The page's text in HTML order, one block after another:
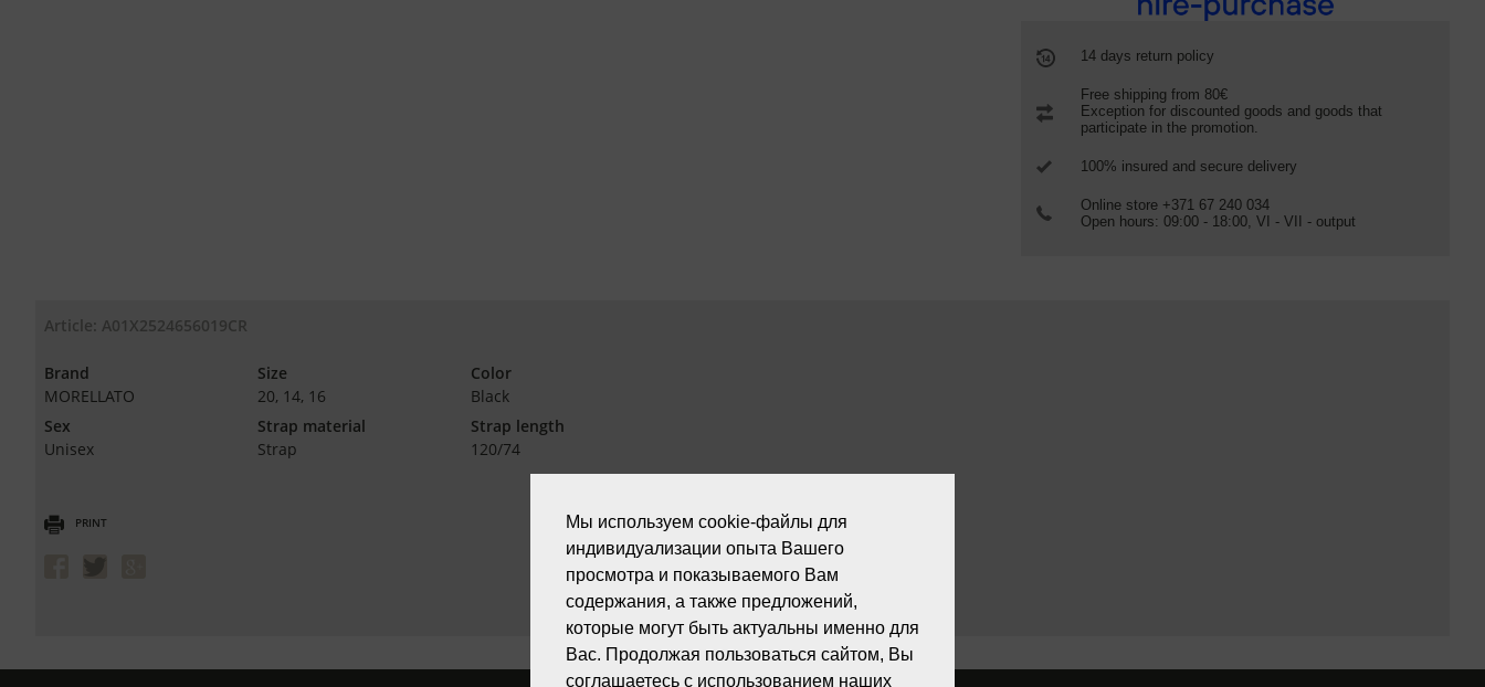
14 days return policy
Free shipping from 80€
Exception for discounted goods and goods that
participate in the promotion.
100% insured and secure delivery
Online store +371 67 240 034
Open hours: 09:00 - 18:00, VI - VII - output
Article: A01X2524656019CR
Brand
MORELLATO
Size
20, 14, 16
Color
Black
Sex
Unisex
Strap material
Strap
Strap length
120/74
PRINT
Мы используем cookie-файлы для
индивидуализации опыта Вашего
просмотра и показываемого Вам
содержания, а также предложений,
которые могут быть актуальны именно для
Вас. Продолжая пользоваться сайтом, Вы
соглашаетесь с использованием наших